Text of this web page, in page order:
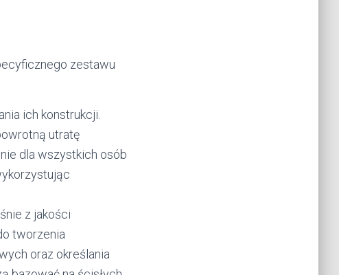
zestawu
ich konstrukcji.
utratę
dla wszystkich osób
z jakości
tworzenia
oraz określania